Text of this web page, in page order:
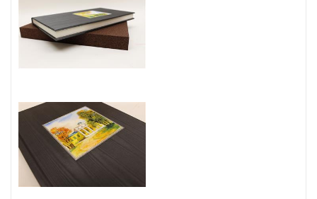
импровизации. Благодаря высоким технологиям печати
оригиналы иллюстраций воспроизводятся в точности.
Настоящее издание отпечатано в количестве 88 нумерованных